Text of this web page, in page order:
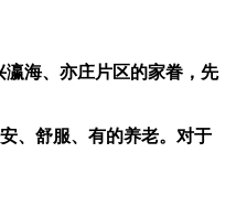
海、亦庄片区的家眷，先
、舒服、有的养老。对于